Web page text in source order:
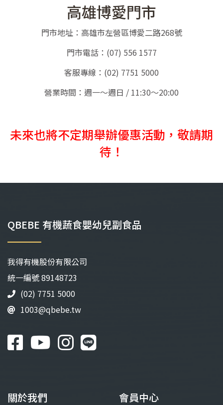
高雄博愛門市
門市地址：高雄市左營區博愛二路268號
門市電話：(07) 556 1577
客服專線：(02) 7751 5000
營業時間：週一～週日 / 11:30～20:00
未來也將不定期舉辦優惠活動，敬請期
待！
QBEBE 有機蔬食嬰幼兒副食品
我得有機股份有限公司
統⼀編號 89148723
(02) 7751 5000
1003@qbebe.tw
關於我們 會員中心